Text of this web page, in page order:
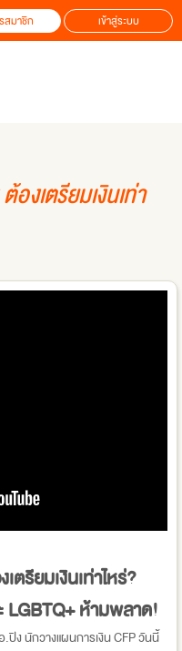
สมาชิก เข้าสู่ระบบ
งเตรียมเงินเท่า
ตรียมเงินเท่าไหร่?
LGBTQ+ ห้ามพลาด!
ง นักวางแผนการเงิน CFP วันนี้